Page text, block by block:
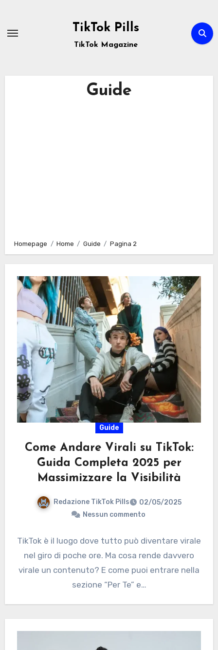
contenuto
TikTok Pills
TikTok Magazine
Guide
Homepage Home Guide Pagina 2
Guide
Come Andare Virali su TikTok:
Guida Completa 2025 per
Massimizzare la Visibilità
Redazione TikTok Pills
02/05/2025
Nessun commento
TikTok è il luogo dove tutto può diventare virale
nel giro di poche ore. Ma cosa rende davvero
virale un contenuto? E come puoi entrare nella
sezione “Per Te” e…